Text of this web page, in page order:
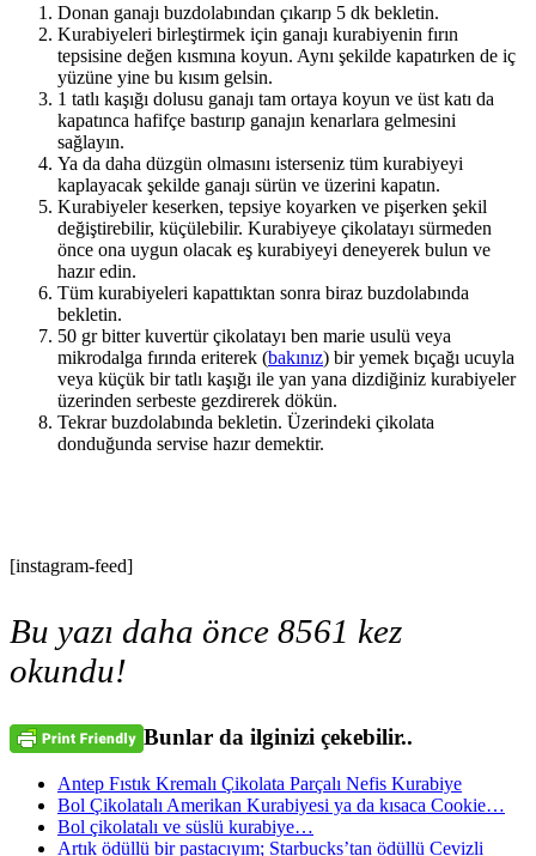
Donan ganajı buzdolabından çıkarıp 5 dk bekletin.
Kurabiyeleri birleştirmek için ganajı kurabiyenin fırın
tepsisine değen kısmına koyun. Aynı şekilde kapatırken de iç
yüzüne yine bu kısım gelsin.
1 tatlı kaşığı dolusu ganajı tam ortaya koyun ve üst katı da
kapatınca hafifçe bastırıp ganajın kenarlara gelmesini
sağlayın.
Ya da daha düzgün olmasını isterseniz tüm kurabiyeyi
kaplayacak şekilde ganajı sürün ve üzerini kapatın.
Kurabiyeler keserken, tepsiye koyarken ve pişerken şekil
değiştirebilir, küçülebilir. Kurabiyeye çikolatayı sürmeden
önce ona uygun olacak eş kurabiyeyi deneyerek bulun ve
hazır edin.
Tüm kurabiyeleri kapattıktan sonra biraz buzdolabında
bekletin.
50 gr bitter kuvertür çikolatayı ben marie usulü veya
mikrodalga fırında eriterek (bakınız) bir yemek bıçağı ucuyla
veya küçük bir tatlı kaşığı ile yan yana dizdiğiniz kurabiyeler
üzerinden serbeste gezdirerek dökün.
Tekrar buzdolabında bekletin. Üzerindeki çikolata
donduğunda servise hazır demektir.
[instagram-feed]
Bu yazı daha önce 8561 kez
okundu!
Bunlar da ilginizi çekebilir..
Antep Fıstık Kremalı Çikolata Parçalı Nefis Kurabiye
Bol Çikolatalı Amerikan Kurabiyesi ya da kısaca Cookie…
Bol çikolatalı ve süslü kurabiye…
Artık ödüllü bir pastacıyım; Starbucks’tan ödüllü Cevizli